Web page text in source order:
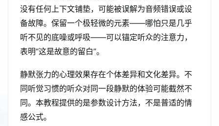
没有任何上下文铺垫，可能被误解为音频错误或设
备故障。保留一个极轻微的元素——哪怕只是几乎
听不见的底噪或呼吸——可以锚定听众的注意力，
表明“这是故意的留白”。
静默张力的心理效果存在个体差异和文化差异。不
同听觉习惯的听众对同一段静默的体验可能截然不
同。本教程提供的是参数设计方法，不是普适的情
感公式。